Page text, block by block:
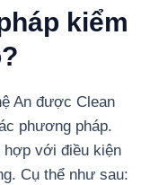
kiểm
An được Clean
phương pháp.
hợp với điều kiện
Cụ thể như sau: